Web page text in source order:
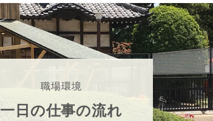
職場環境
一日の仕事の流れ